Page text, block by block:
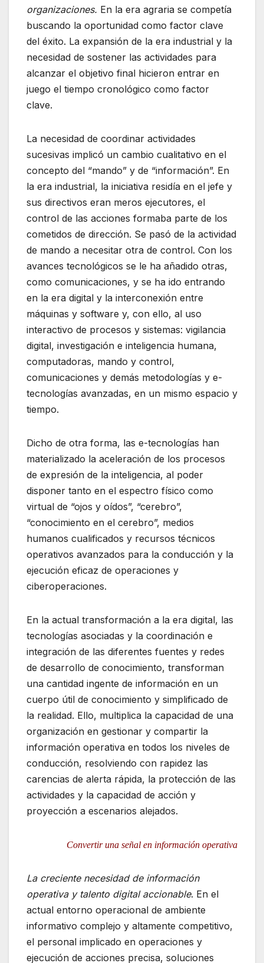
organizaciones. En la era agraria se competía
buscando la oportunidad como factor clave
del éxito. La expansión de la era industrial y la
necesidad de sostener las actividades para
alcanzar el objetivo final hicieron entrar en
juego el tiempo cronológico como factor
clave.
La necesidad de coordinar actividades
sucesivas implicó un cambio cualitativo en el
concepto del “mando” y de “información”. En
la era industrial, la iniciativa residía en el jefe y
sus directivos eran meros ejecutores, el
control de las acciones formaba parte de los
cometidos de dirección. Se pasó de la actividad
de mando a necesitar otra de control. Con los
avances tecnológicos se le ha añadido otras,
como comunicaciones, y se ha ido entrando
en la era digital y la interconexión entre
máquinas y software y, con ello, al uso
interactivo de procesos y sistemas: vigilancia
digital, investigación e inteligencia humana,
computadoras, mando y control,
comunicaciones y demás metodologías y e-
tecnologías avanzadas, en un mismo espacio y
tiempo.
Dicho de otra forma, las e-tecnologías han
materializado la aceleración de los procesos
de expresión de la inteligencia, al poder
disponer tanto en el espectro físico como
virtual de “ojos y oídos”, “cerebro”,
“conocimiento en el cerebro”, medios
humanos cualificados y recursos técnicos
operativos avanzados para la conducción y la
ejecución eficaz de operaciones y
ciberoperaciones.
En la actual transformación a la era digital, las
tecnologías asociadas y la coordinación e
integración de las diferentes fuentes y redes
de desarrollo de conocimiento, transforman
una cantidad ingente de información en un
cuerpo útil de conocimiento y simplificado de
la realidad. Ello, multiplica la capacidad de una
organización en gestionar y compartir la
información operativa en todos los niveles de
conducción, resolviendo con rapidez las
carencias de alerta rápida, la protección de las
actividades y la capacidad de acción y
proyección a escenarios alejados.
Convertir una señal en información operativa
La creciente necesidad de información
operativa y talento digital accionable. En el
actual entorno operacional de ambiente
informativo complejo y altamente competitivo,
el personal implicado en operaciones y
ejecución de acciones precisa, soluciones